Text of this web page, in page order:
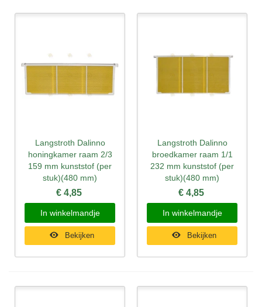
Langstroth Dalinno
honingkamer raam 2/3
159 mm kunststof (per
stuk)(480 mm)
€ 4,85
In winkelmandje
Bekijken
Langstroth Dalinno
broedkamer raam 1/1
232 mm kunststof (per
stuk)(480 mm)
€ 4,85
In winkelmandje
Bekijken